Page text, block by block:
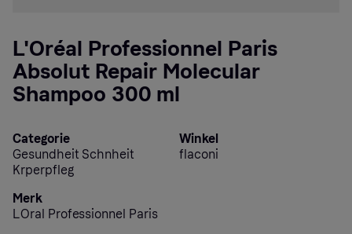
L'Oréal Professionnel Paris
Absolut Repair Molecular
Shampoo 300 ml
Categorie
Gesundheit Schnheit
Krperpfleg
Winkel
flaconi
Merk
LOral Professionnel Paris